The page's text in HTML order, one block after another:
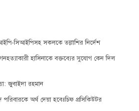
সিআইপিসহ সকলকে তল্লাশির নির্দেশ
হাসিনাকে বক্তব্যের সুযোগ কেন দিল
জুবাইদা রহমান
পরিবারকে অর্থ দেয়া হবেঃচিফ প্রসিকিউটর